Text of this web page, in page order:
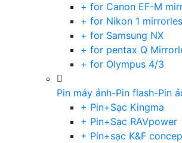
+ for Canon EF-M
+ for Nikon 1
+ for Samsung NX
+ for pentax Q
+ for Olympus 4/3
Pin máy ảnh-Pin flash-Pin
+ Pin+Sạc Kingma
+ Pin+Sạc RAVpower
+ Pin+sạc K&F